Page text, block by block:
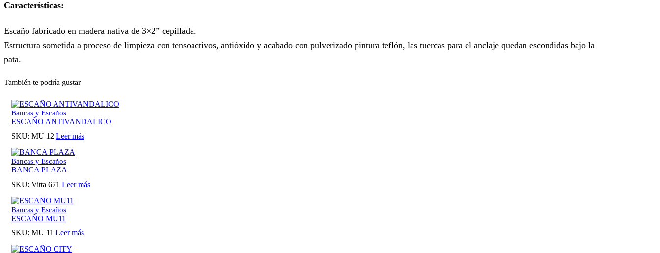
Características:
Escaño fabricado en madera nativa de 3×2” cepillada.
Estructura sometida a proceso de limpieza con tensoactivos, antióxido y acabado con pulverizado pintura teflón, las tuercas para el anclaje quedan escondidas bajo la
pata.
También te podría gustar
Bancas y Escaños
ESCAÑO ANTIVANDALICO
SKU: MU 12 Leer más
Bancas y Escaños
BANCA PLAZA
SKU: Vitta 671 Leer más
Bancas y Escaños
ESCAÑO MU11
SKU: MU 11 Leer más